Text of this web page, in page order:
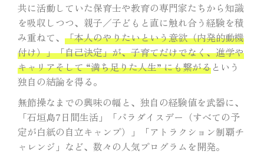
共に活動していた保育士や教育の専門家たちから知識
を吸収しつつ、親子／子どもと直に触れ合う経験を積
み重ねて、 「本人のやりたいという意欲（内発的動機
付け）」「自己決定」が、子育てだけでなく、進学や
キャリアそして “満ち足りた人生” にも繋がるという
独自の結論を得る。
無節操なまでの興味の幅と、独自の経験値を武器に、
「石垣島7日間生活」「パラダイスデー（すべての予
定が白紙の自立キャンプ）」「アトラクション制覇チ
ャレンジ」など、数々の人気プログラムを開発。